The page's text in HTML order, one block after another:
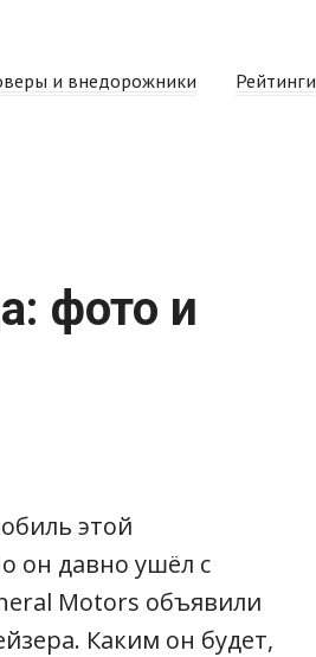
и внедорожники Рейтинги
фото и
этой
он давно ушёл с
Motors объявили
Каким он будет,